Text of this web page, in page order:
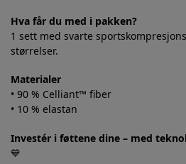
Hva får du med i pakken?
1 sett med svarte
størrelser.
Materialer
• 90 % Celliant™ fiber
• 10 % elastan
Investér i føttene dine – med
💙